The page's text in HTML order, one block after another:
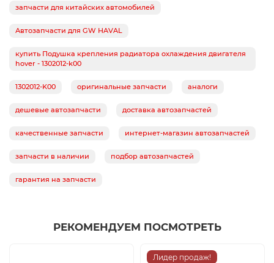
запчасти для китайских автомобилей
Автозапчасти для GW HAVAL
купить Подушка крепления радиатора охлаждения двигателя
hover - 1302012-k00
1302012-K00 оригинальные запчасти аналоги
дешевые автозапчасти доставка автозапчастей
качественные запчасти интернет-магазин автозапчастей
запчасти в наличии подбор автозапчастей
гарантия на запчасти
РЕКОМЕНДУЕМ ПОСМОТРЕТЬ
Лидер продаж!